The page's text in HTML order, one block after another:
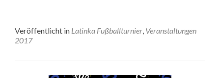
Veröffentlicht in Latinka Fußballturnier Veranstaltungen
2017